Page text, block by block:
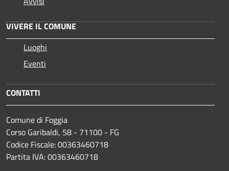
VIVERE IL COMUNE
Luoghi
Eventi
CONTATTI
Comune di Foggia
Corso Garibaldi, 58 - 71100 - FG
Codice Fiscale: 00363460718
Partita IVA: 00363460718